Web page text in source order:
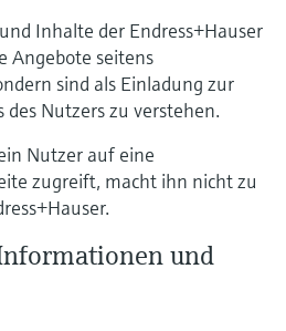
Inhalte der Endress+Hauser
Angebote seitens
sind als Einladung zur
des Nutzers zu verstehen.
Nutzer auf eine
zugreift, macht ihn nicht zu
und